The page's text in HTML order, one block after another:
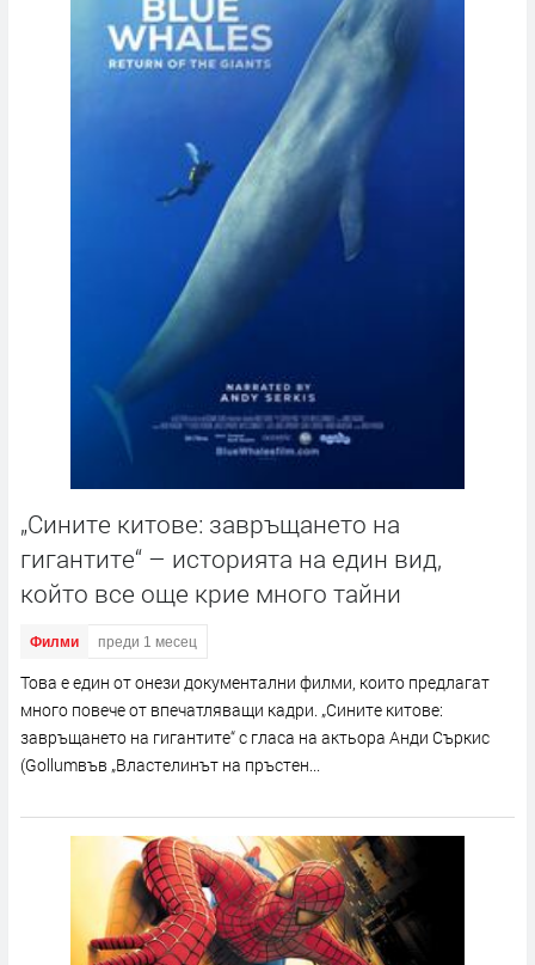
„Сините китове: завръщането на
гигантите“ – историята на един вид,
който все още крие много тайни
Филми преди 1 месец
Това е един от онези документални филми, които предлагат
много повече от впечатляващи кадри. „Сините китове:
завръщането на гигантите“ с гласа на актьора Анди Съркис
(Gollumвъв „Властелинът на пръстен...